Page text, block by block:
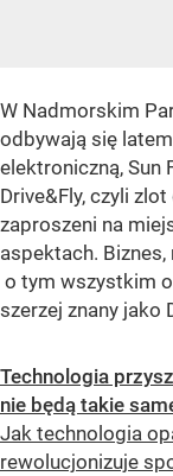
W Nadmorskim
odbywają się
elektroniczną, Sun
Drive&Fly, czyli
zaproszeni na
aspektach. Biznes,
o tym wszystkim
szerzej znany jako
Technologia
nie będą takie
Jak technologia
rewolucjonizuje